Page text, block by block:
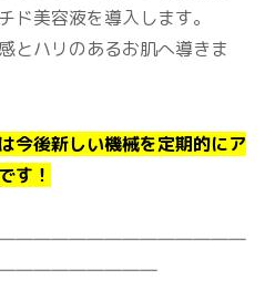
ド美容液を導入します。
とハリのあるお肌へ導きま
今後新しい機械を定期的にア
す！